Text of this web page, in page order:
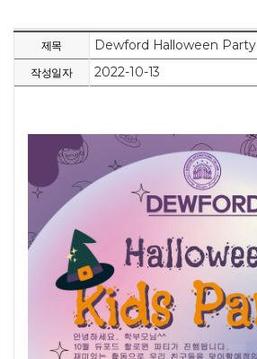
제목 Dewford Halloween Party
작성일자 2022-10-13